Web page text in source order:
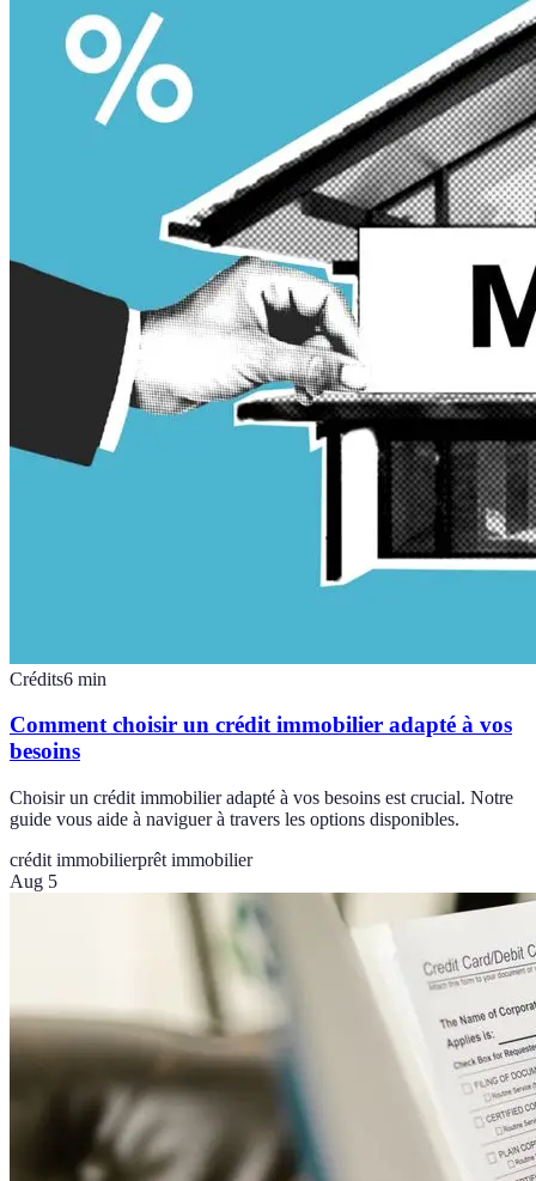
Crédits6 min
Comment choisir un crédit immobilier adapté à vos
besoins
Choisir un crédit immobilier adapté à vos besoins est crucial. Notre
guide vous aide à naviguer à travers les options disponibles.
crédit immobilierprêt immobilier
Aug 5